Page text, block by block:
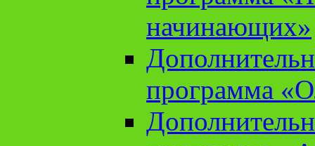
начинающих»
программа